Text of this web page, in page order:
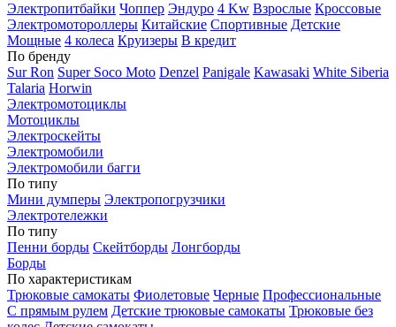
Электропитбайки Чоппер Эндуро 4 Kw Взрослые Кроссовые
Электромотороллеры Китайские Спортивные Детские
Мощные 4 колеса Круизеры В кредит
По бренду
Sur Ron Super Soco Moto Denzel Panigale Kawasaki White Siberia
Talaria Horwin
Электромотоциклы
Мотоциклы
Электроскейты
Электромобили
Электромобили багги
По типу
Мини думперы Электропогрузчики
Электротележки
По типу
Пенни борды Скейтборды Лонгборды
Борды
По характеристикам
Трюковые самокаты Фиолетовые Черные Профессиональные
С прямым рулем Детские трюковые самокаты Трюковые без